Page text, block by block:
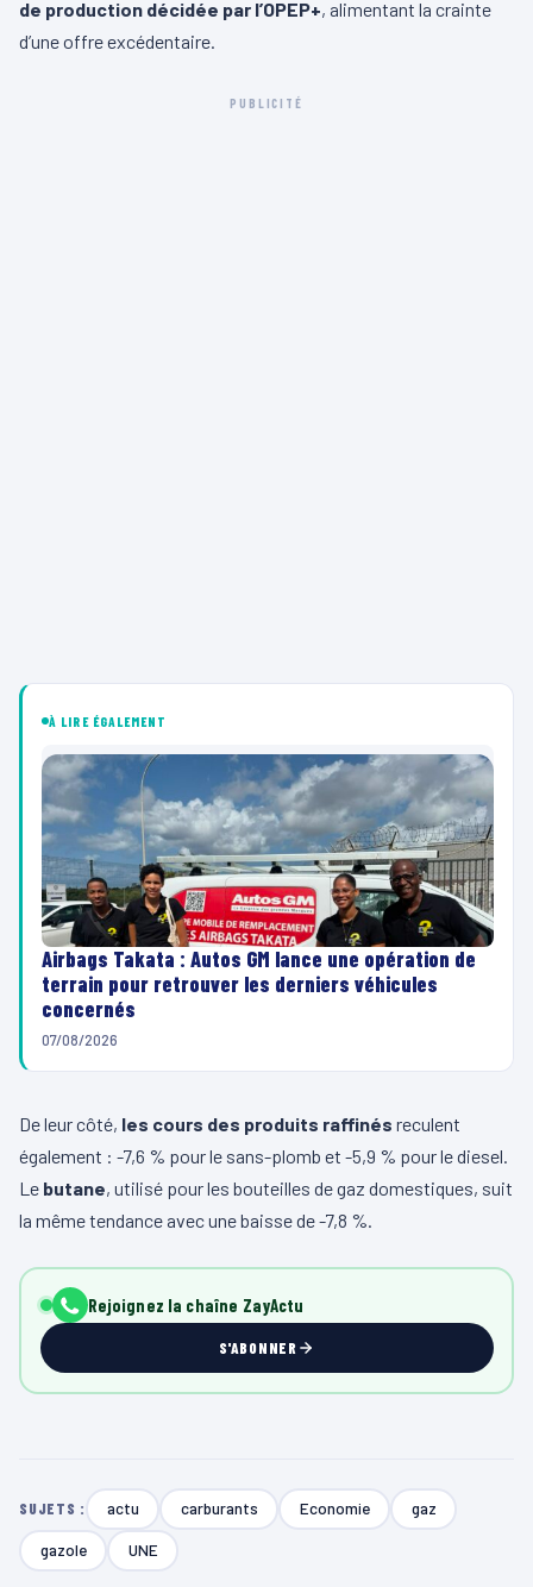
de production décidée par l’OPEP+, alimentant la crainte
d’une offre excédentaire.
PUBLICITÉ
À LIRE ÉGALEMENT
Airbags Takata : Autos GM lance une opération de
terrain pour retrouver les derniers véhicules
concernés
07/08/2026
De leur côté, les cours des produits raffinés reculent
également : -7,6 % pour le sans-plomb et -5,9 % pour le diesel.
Le butane, utilisé pour les bouteilles de gaz domestiques, suit
la même tendance avec une baisse de -7,8 %.
Rejoignez la chaîne ZayActu
S'ABONNER
SUJETS : actu carburants Economie gaz
gazole UNE